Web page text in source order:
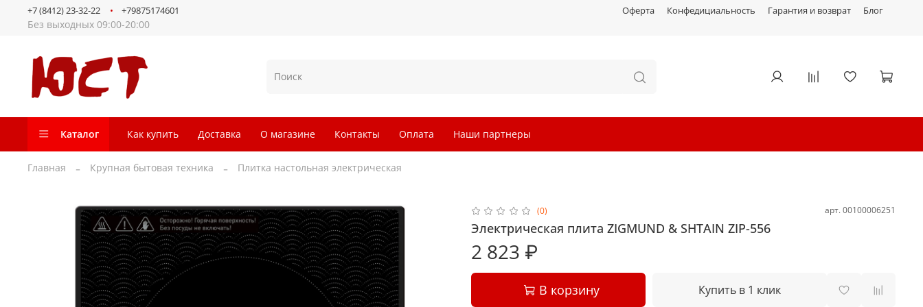
Оферта Конфедициальность Гарантия и возврат Блог
Без выходных 09:00-20:00
+7 (8412) 23-32-22 +79875174601
Каталог Как купить Доставка О магазине Контакты Оплата Наши партнеры
Главная Крупная бытовая техника Плитка настольная электрическая
(0) арт.00100006251
Электрическая плита ZIGMUND & SHTAIN ZIP-556
2 823 ₽
В корзину Купить в 1 клик